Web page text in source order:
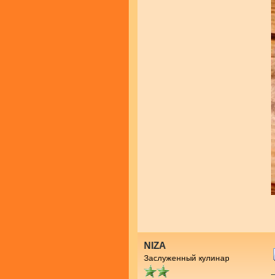
NIZA
Заслуженный кулинар